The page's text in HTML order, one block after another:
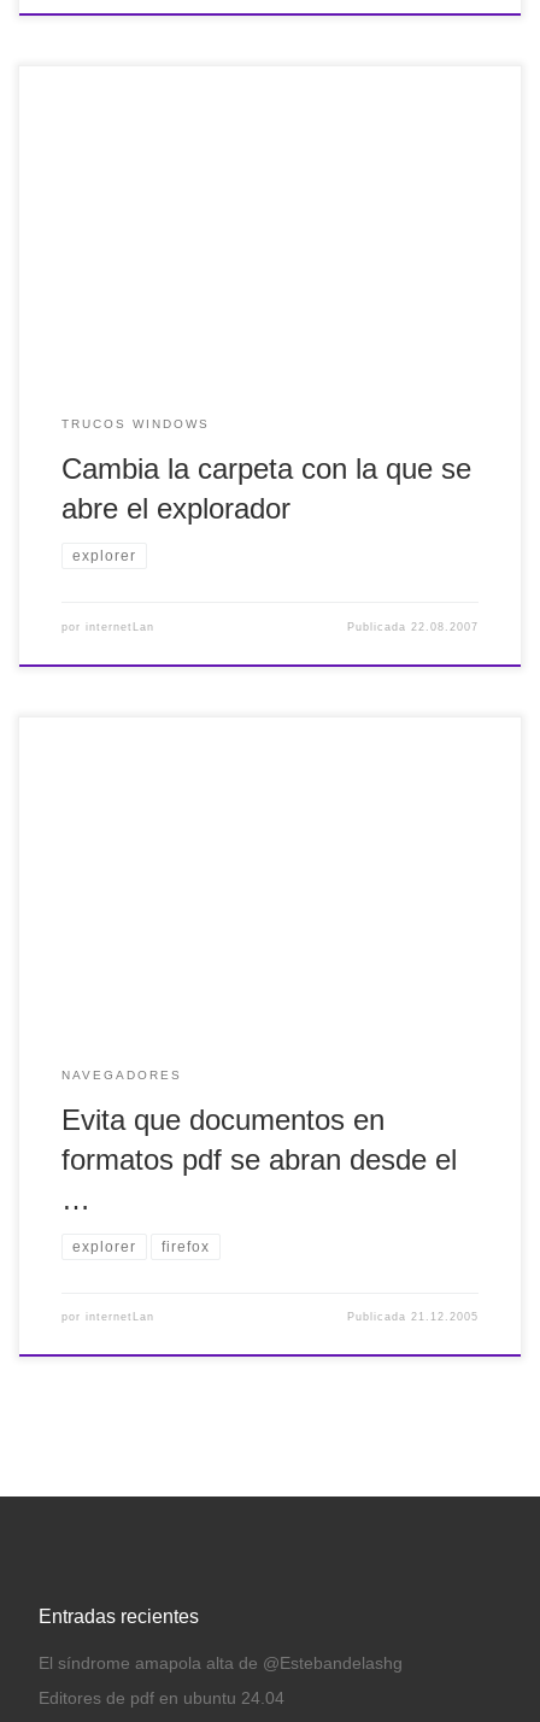
TRUCOS WINDOWS
Cambia la carpeta con la que se
abre el explorador
explorer
por internetLan Publicada 22.08.2007
NAVEGADORES
Evita que documentos en
formatos pdf se abran desde el
…
explorer firefox
por internetLan Publicada21.12.2005
Entradas recientes
El síndrome amapola alta de @Estebandelashg
Editores de pdf en ubuntu 24.04